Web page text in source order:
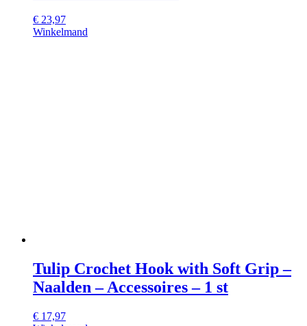
€ 23,97
Winkelmand
Tulip Crochet Hook with Soft Grip –
Naalden – Accessoires – 1 st
€ 17,97